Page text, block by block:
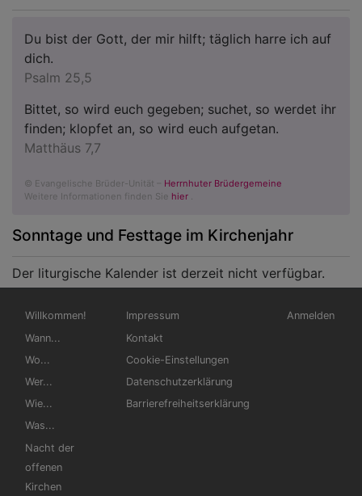
Du bist der Gott, der mir hilft; täglich harre ich auf
dich.
Psalm 25,5
Bittet, so wird euch gegeben; suchet, so werdet ihr
finden; klopfet an, so wird euch aufgetan.
Matthäus 7,7
© Evangelische Brüder-Unität – Herrnhuter Brüdergemeine
Weitere Informationen finden Sie hier .
Sonntage und Festtage im Kirchenjahr
Der liturgische Kalender ist derzeit nicht verfügbar.
Hauptnavigation
Willkommen!
Wann...
Wo...
Wer...
Wie...
Was...
Nacht der
offenen
Kirchen
Fußbereichsmenü
Impressum
Kontakt
Cookie-Einstellungen
Datenschutzerklärung
Barrierefreiheitserklärung
Anmelden